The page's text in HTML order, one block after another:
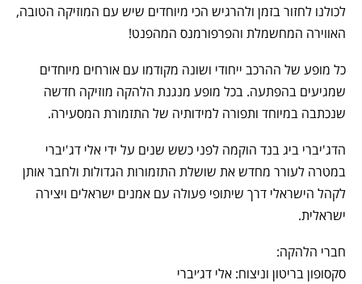
לכולנו לחזור בזמן ולהרגיש הכי מיוחדים שיש עם המוזיקה הטובה,
האווירה המחשמלת והפרפורמנס המהפנט!
כל מופע של ההרכב ייחודי ושונה מקודמו עם אורחים מיוחדים
שמגיעים בהפתעה. בכל מופע מנגנת הלהקה מוזיקה חדשה
שנכתבה במיוחד ותפורה למידותיה של התזמורת המסעירה.
הדג'יברי ביג בנד הוקמה לפני כשש שנים על ידי אלי דג'יברי
במטרה לעורר מחדש את שושלת התזמורות הגדולות ולחבר אותן
לקהל הישראלי דרך שיתופי פעולה עם אמנים ישראלים ויצירה
ישראלית.
חברי הלהקה:
סקסופון בריטון וניצוח: אלי דג׳יברי